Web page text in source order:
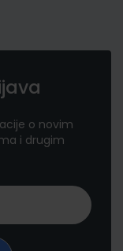
o novim
i drugim